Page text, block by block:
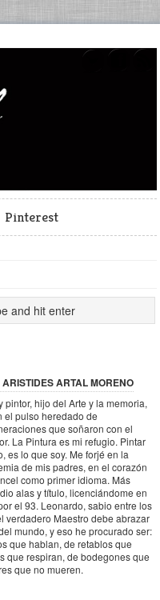
Pinterest
ARISTIDES ARTAL MORENO
pintor, hijo del Arte y la memoria,
el pulso heredado de
que soñaron con el
La Pintura es mi refugio. Pintar
es lo que soy. Me forjé en la
de mis padres, en el corazón
como primer idioma. Más
alas y título, licenciándome en
el 93. Leonardo, sabio entre los
verdadero Maestro debe abrazar
mundo, y eso he procurado ser:
que hablan, de retablos que
que respiran, de bodegones que
que no mueren.